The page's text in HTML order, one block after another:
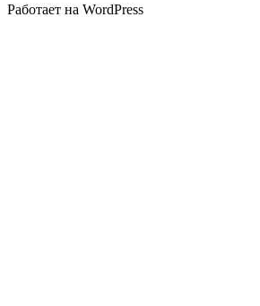
Работает на WordPress